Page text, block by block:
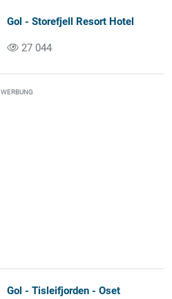
Gol - Storefjell Resort Hotel
27 044
WERBUNG
Gol - Tisleifjorden - Oset